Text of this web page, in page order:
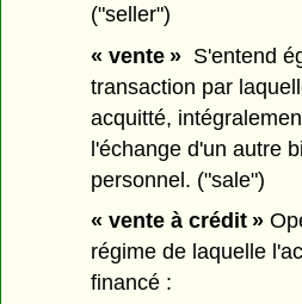
("seller")
« vente » S'entend
transaction par
acquitté,
l'échange d'un autre
personnel. ("sale")
« vente à crédit »
régime de laquelle
financé :